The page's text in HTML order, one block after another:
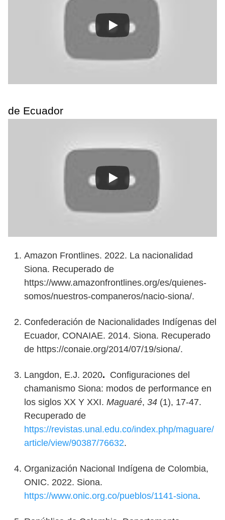
de Ecuador
Amazon Frontlines. 2022. La nacionalidad
Siona. Recuperado de
https://www.amazonfrontlines.org/es/quienes-
somos/nuestros-companeros/nacio-siona/.
Confederación de Nacionalidades Indígenas del
Ecuador, CONAIAE. 2014. Siona. Recuperado
de https://conaie.org/2014/07/19/siona/.
Langdon, E.J. 2020. Configuraciones del
chamanismo Siona: modos de performance en
los siglos XX Y XXI. Maguaré, 34 (1), 17-47.
Recuperado de
https://revistas.unal.edu.co/index.php/maguare/
article/view/90387/76632.
Organización Nacional Indígena de Colombia,
ONIC. 2022. Siona.
https://www.onic.org.co/pueblos/1141-siona.